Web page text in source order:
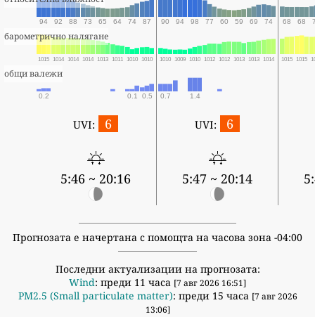
94 92 88 73 65 64 74 87 90 94 98 77 60 59 69 74 68 68
барометрично налягане
1015 1014 1014 1014 1013 1011 1010 1010 1010 1009 1010 1012 1012 1013 1013 1014 1015 1015
общи валежи
0.2 0.1 0.5 0.7 1.4
UVI: 6
5:46 ~ 20:16
UVI: 6
5:47 ~ 20:14
Прогнозата е начертана с помощта на часова зона -04:00
Последни актуализации на прогнозата:
Wind: преди 11 часа [7 авг 2026 16:51]
PM2.5 (Small particulate matter): преди 15 часа [7 авг 2026
13:06]